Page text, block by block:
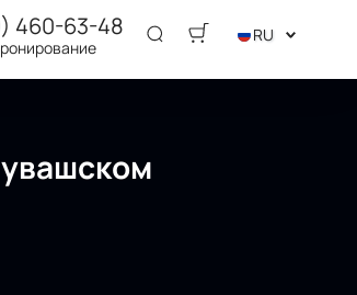
460-63-48 RU